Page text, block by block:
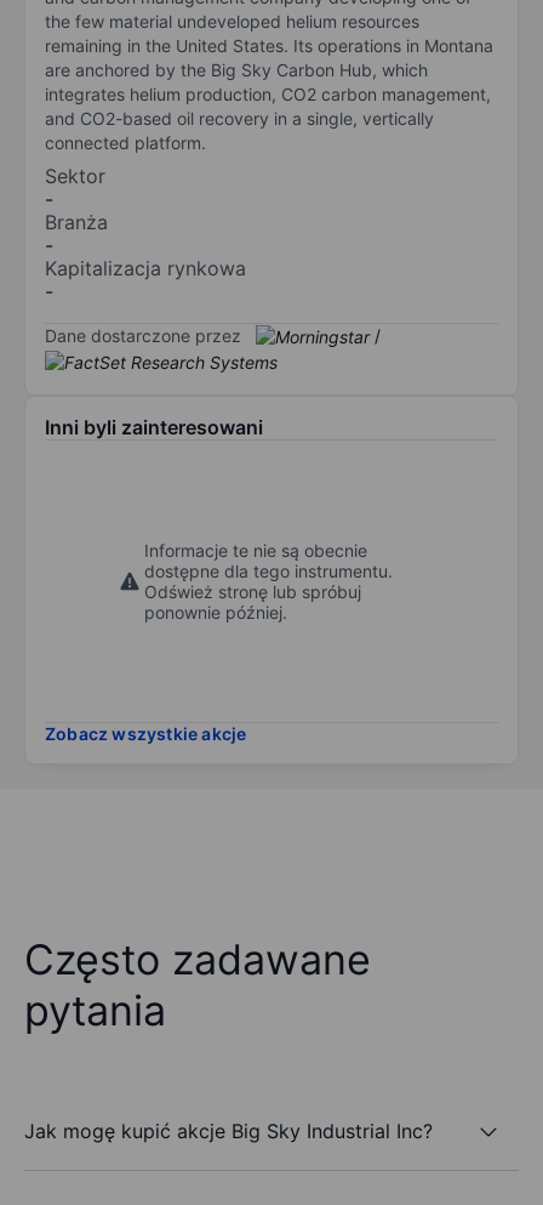
the few material undeveloped helium resources
remaining in the United States. Its operations in Montana
are anchored by the Big Sky Carbon Hub, which
integrates helium production, CO2 carbon management,
and CO2-based oil recovery in a single, vertically
connected platform.
Sektor
-
Branża
-
Kapitalizacja rynkowa
-
Dane dostarczone przez /
Inni byli zainteresowani
Informacje te nie są obecnie
dostępne dla tego instrumentu.
Odśwież stronę lub spróbuj
ponownie później.
Zobacz wszystkie akcje
Często zadawane
pytania
Jak mogę kupić akcje Big Sky Industrial Inc?